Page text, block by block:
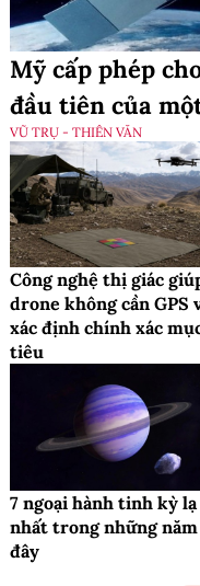
Mỹ cấp phép
đầu tiên của
VŨ TRỤ - THIÊN VĂN
Công nghệ thị giác
drone không cần GPS
xác định chính xác
tiêu
7 ngoại hành tinh kỳ lạ
nhất trong những năm
đây